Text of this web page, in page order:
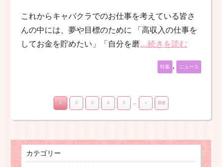
これからキャバクラでのお仕事を考えている皆さ
んの中には、夢や目標のために 「高収入の仕事を
してお金を貯めたい」「自分を磨…続きを読む
特集 , ニュース
1 2 3 4 5 ... » 最後
カテゴリー